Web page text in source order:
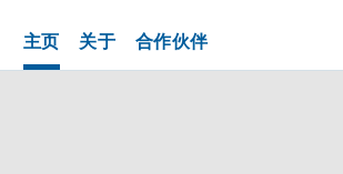
主页 关于 合作伙伴